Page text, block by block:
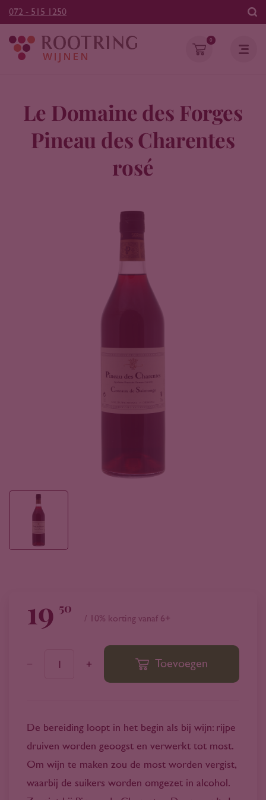
072 - 515 1250
0
Le Domaine des Forges
Pineau des Charentes
rosé
19 50
/ 10% korting vanaf 6+
Toevoegen
De bereiding loopt in het begin als bij wijn: rijpe
druiven worden geoogst en verwerkt tot most.
Om wijn te maken zou de most worden vergist,
waarbij de suikers worden omgezet in alcohol.